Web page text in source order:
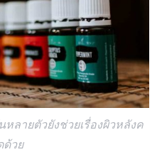
ลายตัวยังช่วยเรื่องผิวหลังค
ด้วย